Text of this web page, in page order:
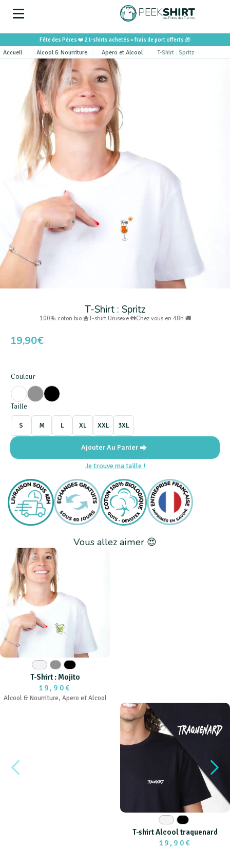
Fête des Pères ❤️ 2 t-shirts achetés = frais de port offerts 🎁
Accueil Alcool & Nourriture Apero et Alcool T-Shirt : Spritz
T-Shirt : Spritz
100% coton bio 🌼T-shirt Unisexe 👫Chez vous en 48h 🚚
19,90€
Couleur
Taille
S M L XL XXL 3XL
Ajouter Au Panier
Je trouve ma taille !
Vous allez aimer 😍
Blanc Gris Noir
T-Shirt : Mojito
19,90€
Alcool & Nourriture, Apero et Alcool
Blanc Noir
T-shirt Alcool traquenard
19,90€